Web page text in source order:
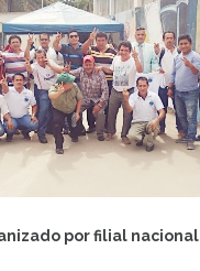
por filial nacional